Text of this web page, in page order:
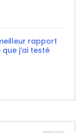
rapport
j’ai testé